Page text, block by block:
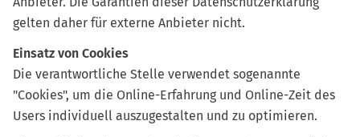
gelten daher für externe Anbieter nicht.
Einsatz von Cookies
Die verantwortliche Stelle verwendet sogenannte
"Cookies", um die Online-Erfahrung und Online-Zeit des
Users individuell auszugestalten und zu optimieren.